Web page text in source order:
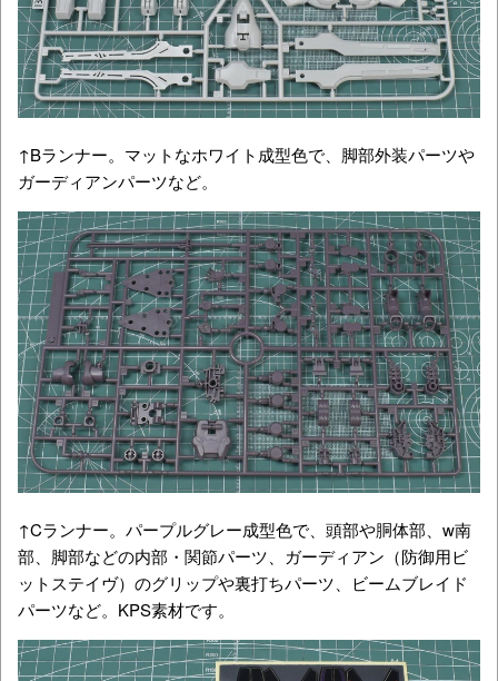
↑Bランナー。マットなホワイト成型色で、脚部外装パーツや
ガーディアンパーツなど。
↑Cランナー。パープルグレー成型色で、頭部や胴体部、w南
部、脚部などの内部・関節パーツ、ガーディアン（防御用ビ
ットステイヴ）のグリップや裏打ちパーツ、ビームブレイド
パーツなど。KPS素材です。